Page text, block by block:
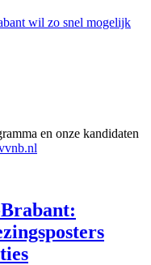
wil zo snel mogelijk
en onze kandidaten